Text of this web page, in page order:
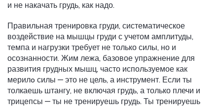
и не накачать грудь, как надо.
Правильная тренировка груди, систематическое
воздействие на мышцы груди с учетом амплитуды,
темпа и нагрузки требует не только силы, но и
осознанности. Жим лежа, базовое упражнение для
развития грудных мышц, часто используемое как
мерилo силы — это не цель, а инструмент. Если ты
толкаешь штангу, не включая грудь, а только плечи и
трицепсы — ты не тренируешь грудь. Ты тренируешь